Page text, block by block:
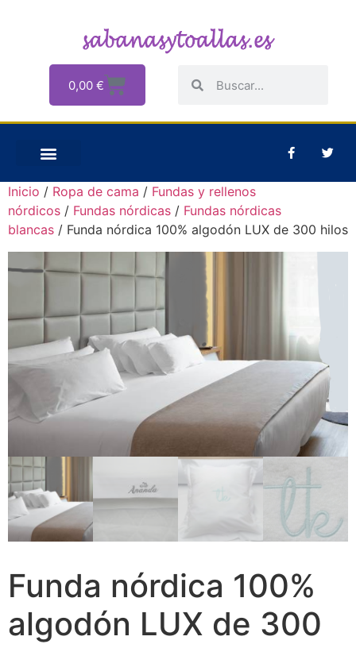
0,00 €
Inicio / Ropa de cama / Fundas y rellenos
nórdicos / Fundas nórdicas / Fundas nórdicas
blancas / Funda nórdica 100% algodón LUX de 300 hilos
Funda nórdica 100%
algodón LUX de 300